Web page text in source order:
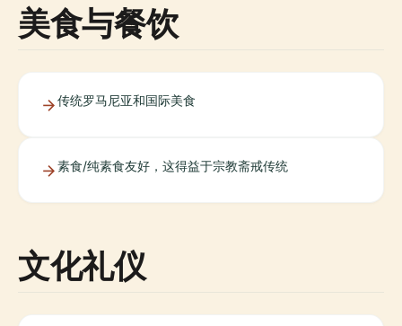
美食与餐饮
传统罗马尼亚和国际美食
素食/纯素食友好，这得益于宗教斋戒传统
文化礼仪